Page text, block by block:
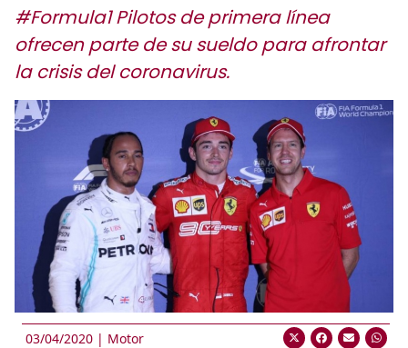
#Formula1 Pilotos de primera línea
ofrecen parte de su sueldo para afrontar
la crisis del coronavirus.
03/04/2020 | Motor